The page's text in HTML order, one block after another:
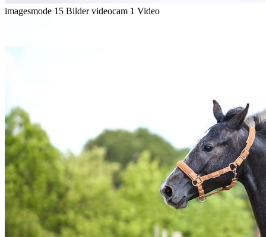
imagesmode 15 Bilder videocam 1 Video